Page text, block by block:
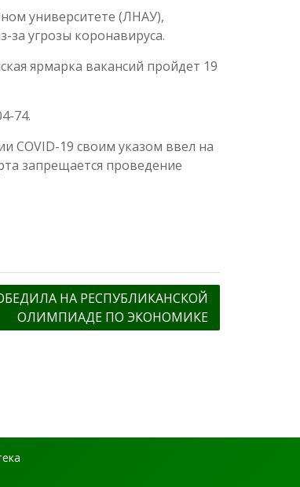
университете (ЛНАУ),
за угрозы коронавируса.
ярмарка вакансий пройдет 19
74.
COVID-19 своим указом ввел на
запрещается проведение
НА РЕСПУБЛИКАНСКОЙ
ОЛИМПИАДЕ ПО ЭКОНОМИКЕ